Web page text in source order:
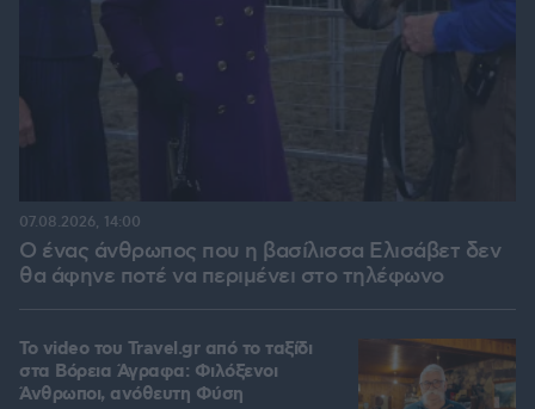
Ο ένας άνθρωπος που η βασίλισσα Ελισάβετ δεν
θα άφηνε ποτέ να περιμένει στο τηλέφωνο
07.08.2026, 14:00
To video του Travel.gr από το ταξίδι
στα Βόρεια Άγραφα: Φιλόξενοι
Άνθρωποι, ανόθευτη Φύση